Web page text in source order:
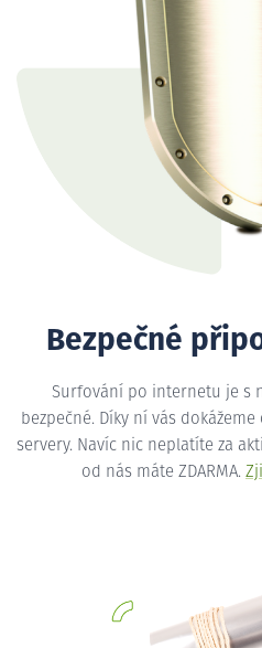
Bezpečné
Surfování po internetu je s
bezpečné. Díky ní vás
servery. Navíc nic neplatíte za
od nás máte ZDARMA.